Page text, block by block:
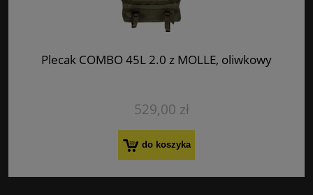
Plecak COMBO 45L 2.0 z MOLLE, oliwkowy
529,00 zł
do koszyka